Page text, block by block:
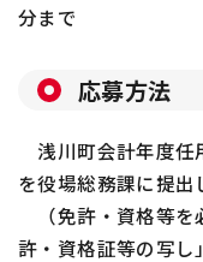
分まで
応募方法
浅川町会計年度任
を役場総務課に提出
（免許・資格等を
許・資格証等の写し